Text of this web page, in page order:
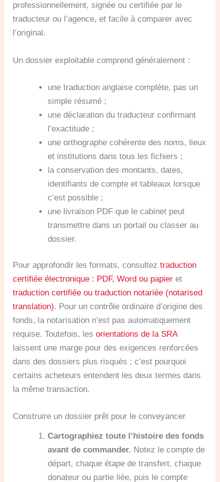
professionnellement, signée ou certifiée par le
traducteur ou l’agence, et facile à comparer avec
l’original.
Un dossier exploitable comprend généralement :
une traduction anglaise complète, pas un
simple résumé ;
une déclaration du traducteur confirmant
l’exactitude ;
une orthographe cohérente des noms, lieux
et institutions dans tous les fichiers ;
la conservation des montants, dates,
identifiants de compte et tableaux lorsque
c’est possible ;
une livraison PDF que le cabinet peut
transmettre dans un portail ou classer au
dossier.
Pour approfondir les formats, consulteztraduction
certifiée électronique : PDF, Word ou papier et
traduction certifiée ou traduction notariée (notarised
translation). Pour un contrôle ordinaire d’origine des
fonds, la notarisation n’est pas automatiquement
requise. Toutefois, lesorientations de la SRA
laissent une marge pour des exigences renforcées
dans des dossiers plus risqués ; c’est pourquoi
certains acheteurs entendent les deux termes dans
la même transaction.
Construire un dossier prêt pour le conveyancer
Cartographiez toute l’histoire des fonds
avant de commander. Notez le compte de
départ, chaque étape de transfert, chaque
donateur ou partie liée, puis le compte